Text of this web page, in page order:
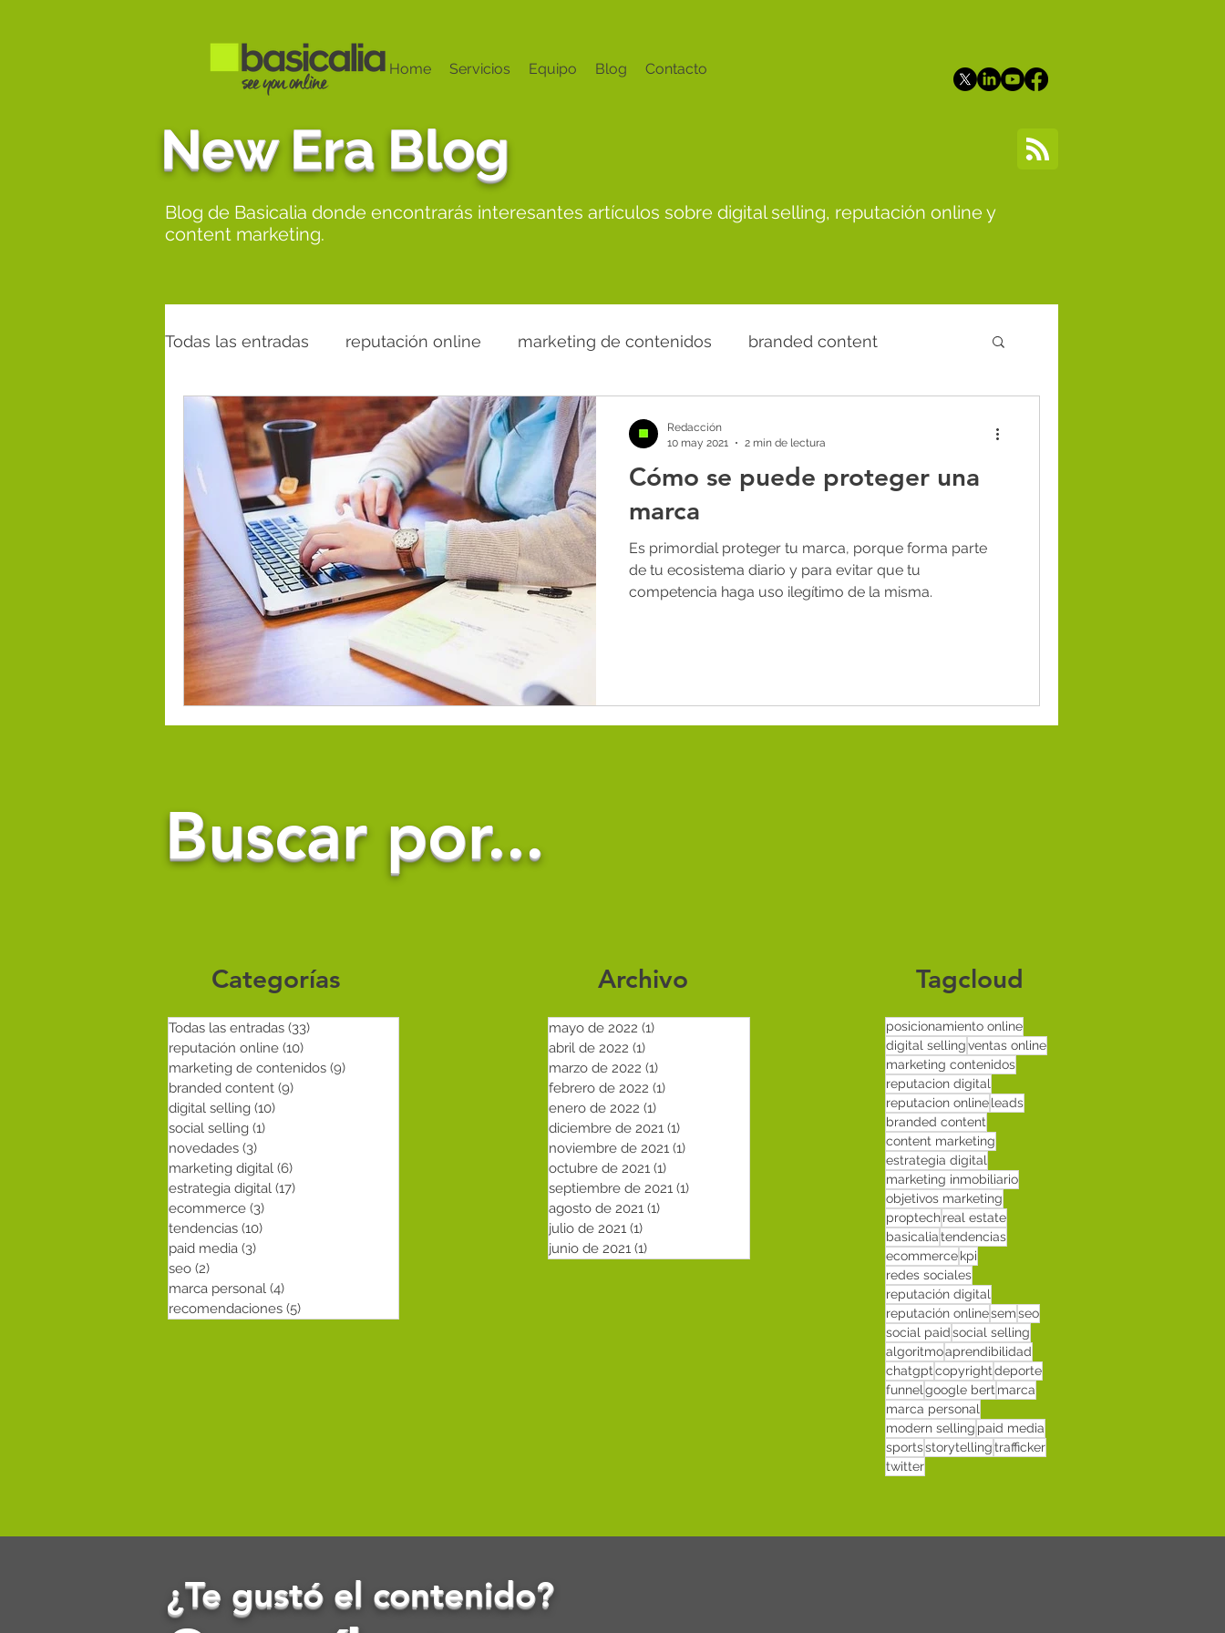
Home Servicios Equipo Blog Contacto
New Era Blog
Blog de Basicalia donde encontrarás interesantes artículos sobre digital selling, reputación online y
content marketing.
Todas las entradas reputación online marketing de contenidos branded content
digital selling social selling novedades
ecommerce tendencias paid media seo marca personal recomendaciones
Cómo se puede proteger una
marca
Es primordial proteger tu marca, porque forma parte
de tu ecosistema diario y para evitar que tu
competencia haga uso ilegítimo de la misma.
Redacción
10 may 2021
2 min de lectura
Buscar por...
Categorías
Todas las entradas (33)
reputación online (10)
marketing de contenidos (9)
branded content (9)
digital selling (10)
social selling (1)
novedades (3)
marketing digital (6)
estrategia digital (17)
ecommerce (3)
tendencias (10)
paid media (3)
seo (2)
marca personal (4)
recomendaciones (5)
Archivo
mayo de 2022 (1)
abril de 2022 (1)
marzo de 2022 (1)
febrero de 2022 (1)
enero de 2022 (1)
diciembre de 2021 (1)
noviembre de 2021 (1)
octubre de 2021 (1)
septiembre de 2021 (1)
agosto de 2021 (1)
julio de 2021 (1)
junio de 2021 (1)
Tagcloud
posicionamiento online
digital sellingventas online
marketing contenidos
reputacion digital
reputacion onlineleads
branded content
content marketing
estrategia digital
marketing inmobiliario
objetivos marketing
proptechreal estate
basicaliatendencias
ecommercekpi
redes sociales
reputación digital
reputación onlinesemseo
social paidsocial selling
algoritmoaprendibilidad
chatgptcopyrightdeporte
funnel google bert marca
marca personal
modern selling paid media
sportsstorytellingtrafficker
twitter
¿Te gustó el contenido?